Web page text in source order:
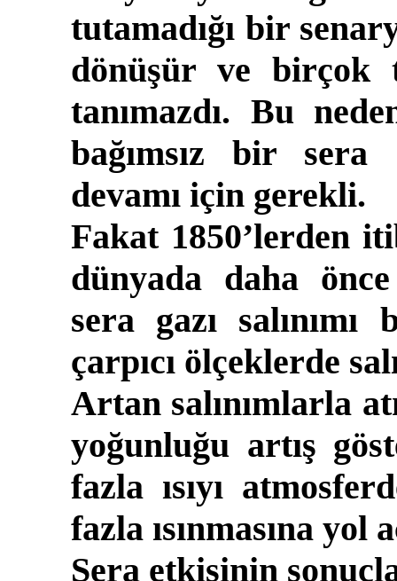
tutamadığı bir
dönüşür ve birçok
tanımazdı. Bu
bağımsız bir sera
devamı için gerekli.
Fakat 1850’lerden
dünyada daha
sera gazı
çarpıcı ölçeklerde
Artan salınımlarla
yoğunluğu artış
fazla ısıyı
fazla ısınmasına yol
Sera etkisinin